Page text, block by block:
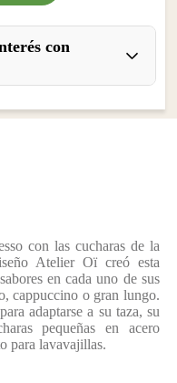
con
con las cucharas de la
Atelier Oï creó esta
en cada uno de sus
cappuccino o gran lungo.
adaptarse a su taza, su
pequeñas en acero
para lavavajillas.